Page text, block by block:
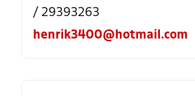
/ 29393263
henrik3400@hotmail.com